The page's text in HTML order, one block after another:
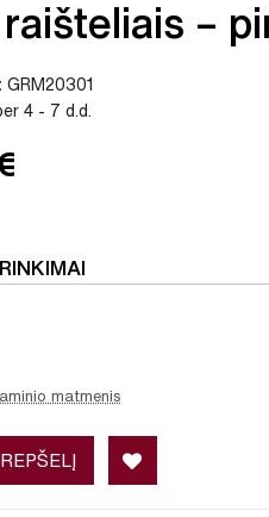
–
GRM20301
4 - 7 d.d.
matmenis